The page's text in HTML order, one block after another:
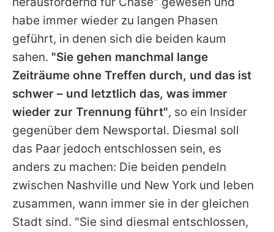
habe immer wieder zu langen Phasen
geführt, in denen sich die beiden kaum
sahen. "Sie gehen manchmal lange
Zeiträume ohne Treffen durch, und das ist
schwer – und letztlich das, was immer
wieder zur Trennung führt", so ein Insider
gegenüber dem Newsportal. Diesmal soll
das Paar jedoch entschlossen sein, es
anders zu machen: Die beiden pendeln
zwischen Nashville und New York und leben
zusammen, wann immer sie in der gleichen
Stadt sind. "Sie sind diesmal entschlossen,